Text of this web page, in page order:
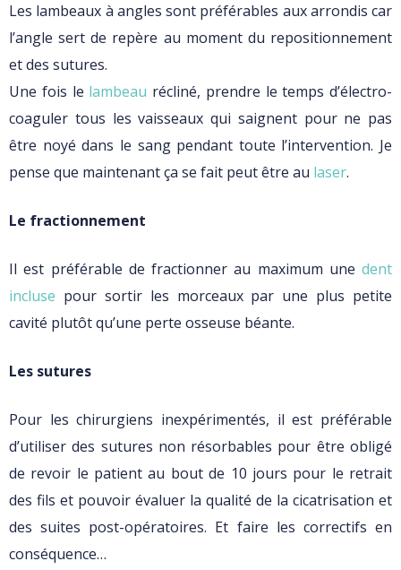
Les lambeaux à angles sont préférables aux arrondis car
l’angle sert de repère au moment du repositionnement
et des sutures.
Une fois le lambeau récliné, prendre le temps d’électro-
coaguler tous les vaisseaux qui saignent pour ne pas
être noyé dans le sang pendant toute l’intervention. Je
pense que maintenant ça se fait peut être au laser.
Le fractionnement
Il est préférable de fractionner au maximum une dent
incluse pour sortir les morceaux par une plus petite
cavité plutôt qu’une perte osseuse béante.
Les sutures
Pour les chirurgiens inexpérimentés, il est préférable
d’utiliser des sutures non résorbables pour être obligé
de revoir le patient au bout de 10 jours pour le retrait
des fils et pouvoir évaluer la qualité de la cicatrisation et
des suites post-opératoires. Et faire les correctifs en
conséquence…